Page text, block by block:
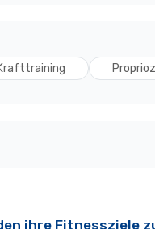
ihre Fitnessziele